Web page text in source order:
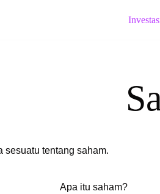
sesuatu tentang saham.
Apa itu saham?